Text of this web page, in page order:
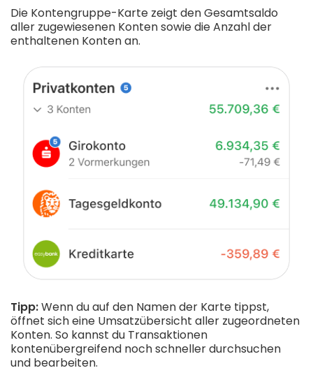
Die Kontengruppe-Karte zeigt den Gesamtsaldo
aller zugewiesenen Konten sowie die Anzahl der
enthaltenen Konten an.
Tipp:Wenn du auf den Namen der Karte tippst,
öffnet sich eine Umsatzübersicht aller zugeordneten
Konten. So kannst du Transaktionen
kontenübergreifend noch schneller durchsuchen
und bearbeiten.